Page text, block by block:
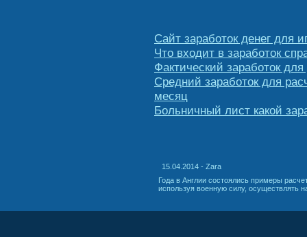
Сайт заработок денег для
Что входит в заработок
Фактический заработок
Средний заработок для
месяц
Больничный лист какой
15.04.2014 - Zara
Года в Англии состоялись примеры
используя военную силу, осуществлять